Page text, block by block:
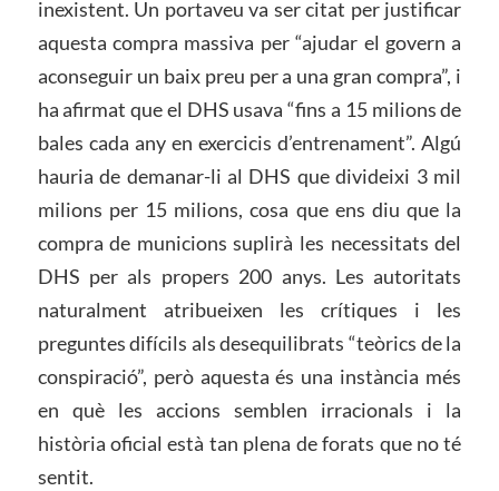
inexistent. Un portaveu va ser citat per justificar
aquesta compra massiva per “ajudar el govern a
aconseguir un baix preu per a una gran compra”, i
ha afirmat que el DHS usava “fins a 15 milions de
bales cada any en exercicis d’entrenament”. Algú
hauria de demanar-li al DHS que divideixi 3 mil
milions per 15 milions, cosa que ens diu que la
compra de municions suplirà les necessitats del
DHS per als propers 200 anys. Les autoritats
naturalment atribueixen les crítiques i les
preguntes difícils als desequilibrats “teòrics de la
conspiració”, però aquesta és una instància més
en què les accions semblen irracionals i la
història oficial està tan plena de forats que no té
sentit.